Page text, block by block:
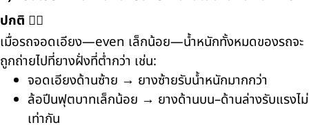
ปกติ 🏋️‍♂️
เมื่อรถจอดเอียง—even เล็กน้อย—น้ำหนักทั้งหมดของรถจะ
ถูกถ่ายไปที่ยางฝั่งที่ต่ำกว่า เช่น:
จอดเอียงด้านซ้าย → ยางซ้ายรับน้ำหนักมากกว่า
ล้อปีนฟุตบาทเล็กน้อย → ยางด้านบน–ด้านล่างรับแรงไม่
เท่ากัน